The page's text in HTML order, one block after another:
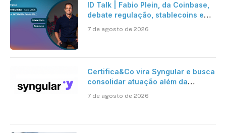
ID Talk | Fabio Plein, da Coinbase,
debate regulação, stablecoins e
7 de agosto de 2026
Certifica&Co vira Syngular e busca
consolidar atuação além da
7 de agosto de 2026